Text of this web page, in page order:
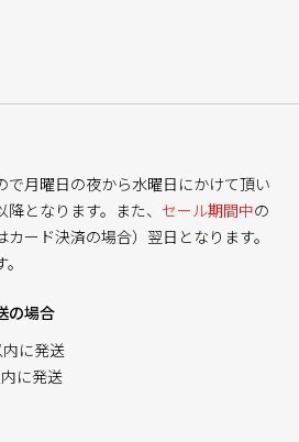
で月曜日の夜から水曜日にかけて頂い
となります。また、 セール期間中の
ード決済の場合）翌日となります。
の場合
に発送
に発送